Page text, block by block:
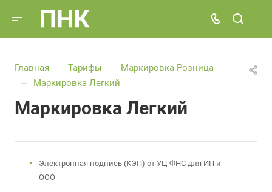
Главная — Тарифы —
Маркировка Розница
—
Маркировка Легкий
Маркировка Легкий
Электронная подпись (КЭП) от УЦ ФНС для ИП и
ООО